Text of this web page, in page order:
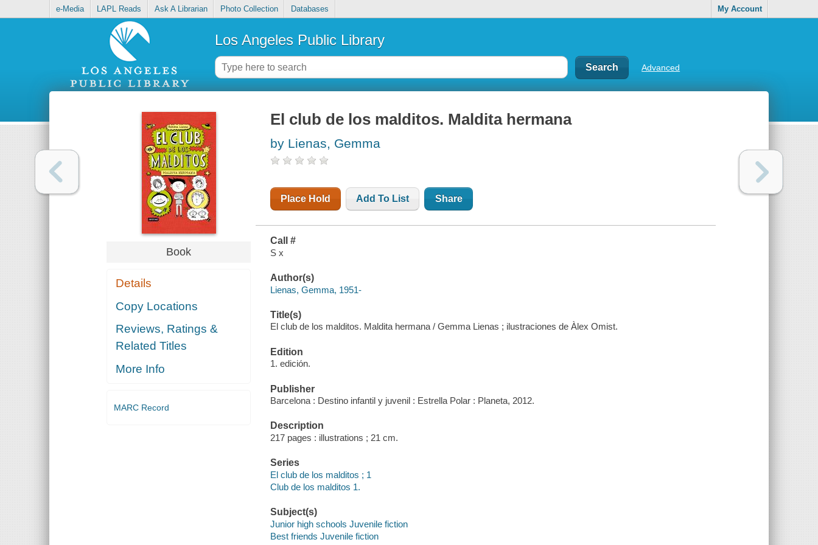
e-Media LAPL Reads Ask A Librarian Photo Collection Databases My Account
Los Angeles Public Library
Advanced
Book
Details
Copy Locations
Reviews, Ratings &
Related Titles
More Info
MARC Record
El club de los malditos. Maldita hermana
by Lienas, Gemma
Place Hold Add To List Share
Call #
S x
Author(s)
Lienas, Gemma, 1951-
Title(s)
El club de los malditos. Maldita hermana / Gemma Lienas ; ilustraciones de Àlex Omist.
Edition
1. edición.
Publisher
Barcelona : Destino infantil y juvenil : Estrella Polar : Planeta, 2012.
Description
217 pages : illustrations ; 21 cm.
Series
El club de los malditos ; 1
Club de los malditos 1.
Subject(s)
Junior high schools Juvenile fiction
Best friends Juvenile fiction